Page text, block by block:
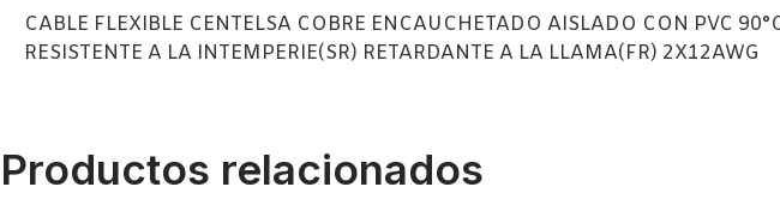
CABLE FLEXIBLE CENTELSA COBRE ENCAUCHETADO AISLADO CON PVC
RESISTENTE A LA INTEMPERIE(SR) RETARDANTE A LA LLAMA(FR) 2X12AWG
Productos relacionados